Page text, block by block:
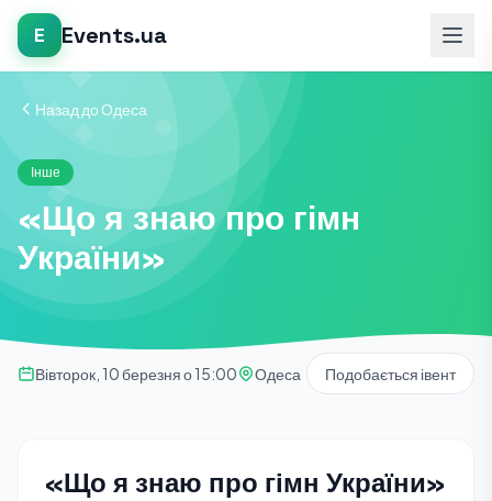
E Events.ua
Назад до Одеса
Інше
«Що я знаю про гімн
України»
Вівторок, 10 березня о 15:00 Одеса Подобається івент
«Що я знаю про гімн України»